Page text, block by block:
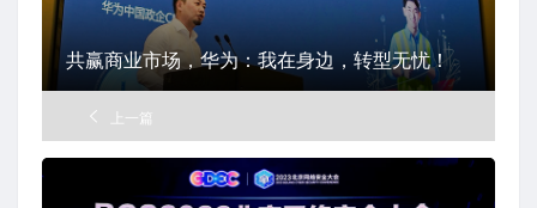
共赢商业市场，华为：我在身边，转型无忧！
上一篇